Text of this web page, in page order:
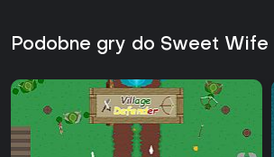
Podobne gry do Sweet Wife